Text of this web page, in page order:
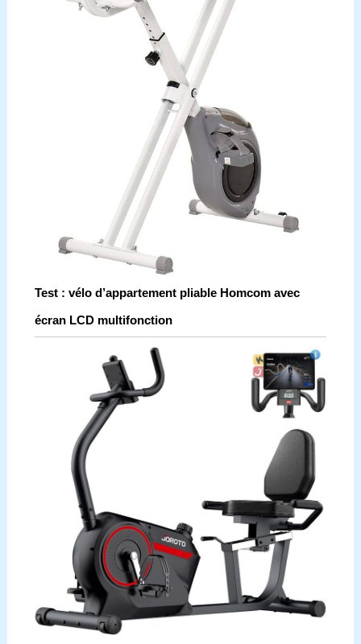
Test : vélo d’appartement pliable Homcom avec
écran LCD multifonction